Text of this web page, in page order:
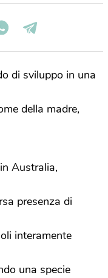
di sviluppo in una
della madre,
Australia,
presenza di
interamente
una specie